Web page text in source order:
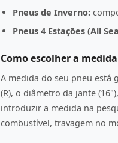
Pneus de Inverno:
Pneus 4 Estações (All
Como escolher a
A medida do seu pneu está
(R), o diâmetro da jante
introduzir a medida na
combustível, travagem no